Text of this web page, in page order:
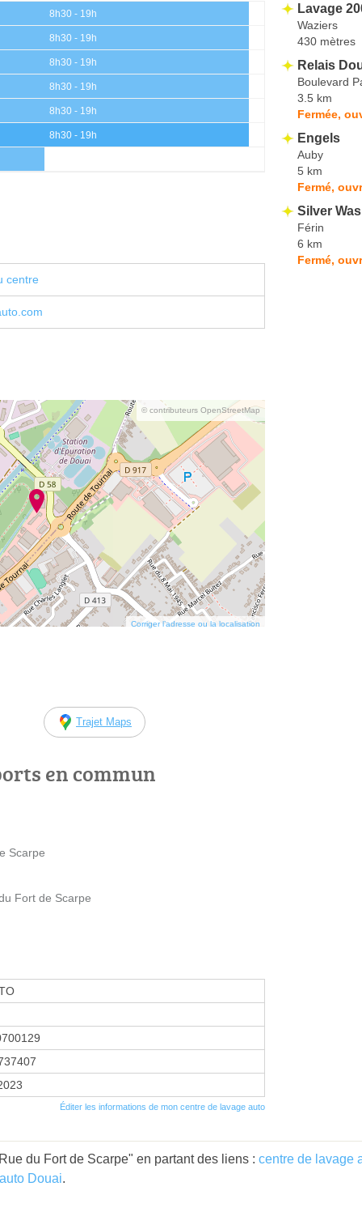
8h30 - 19h
8h30 - 19h
8h30 - 19h
8h30 - 19h
8h30 - 19h
8h30 - 19h
centre
© contributeurs OpenStreetMap
Corriger l’adresse ou la localisation
Trajet Maps
en commun
Scarpe
Fort de Scarpe
Éditer les informations de mon centre de lavage auto
Lavage
Waziers
430 mètres
Relais
Boulevard
3.5 km
Fermée,
Engels
Auby
5 km
Fermé,
Silver
Férin
6 km
Fermé,
du Fort de Scarpe" en partant des liens : centre de lavage
Douai.